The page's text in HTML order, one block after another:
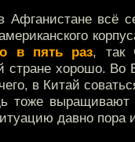
Афганистане всё
в пять раз, так
стране хорошо. Во
в Китай
тоже
давно пора